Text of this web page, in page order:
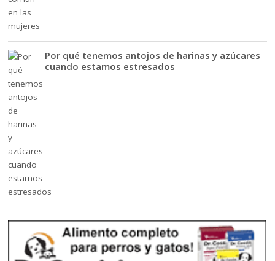
Por qué tenemos antojos de harinas y azúcares
cuando estamos estresados